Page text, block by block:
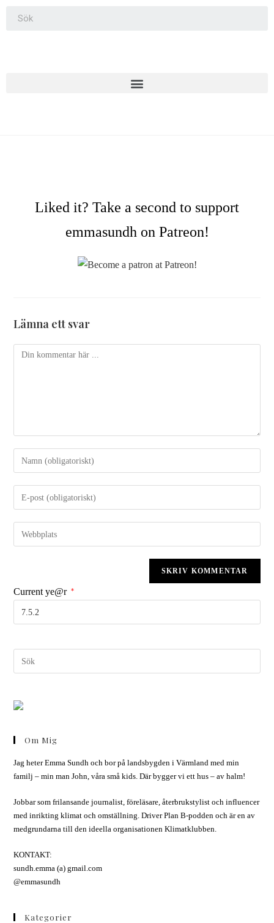
Liked it? Take a second to support
emmasundh on Patreon!
Lämna ett svar
Current ye@r *
Om Mig
Jag heter Emma Sundh och bor på landsbygden i Värmland med min
familj – min man John, våra små kids. Där bygger vi ett hus – av halm!
Jobbar som frilansande journalist, föreläsare, återbrukstylist och influencer
med inrikting klimat och omställning. Driver Plan B-podden och är en av
medgrundarna till den ideella organisationen Klimatklubben.
KONTAKT:
sundh.emma (a) gmail.com
@emmasundh
Kategorier